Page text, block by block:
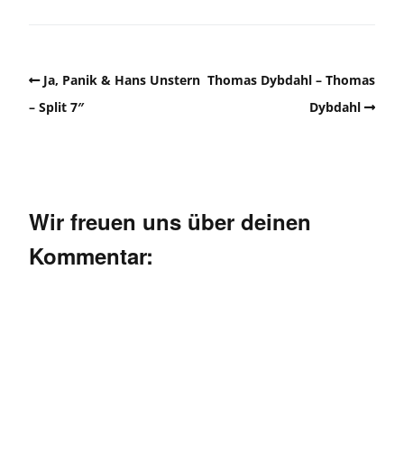
Ja, Panik & Hans Unstern
– Split 7″
Thomas Dybdahl – Thomas
Dybdahl
Wir freuen uns über deinen
Kommentar: